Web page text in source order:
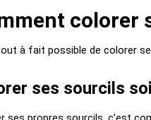
colorer
à fait possible de colorer
ses sourcils